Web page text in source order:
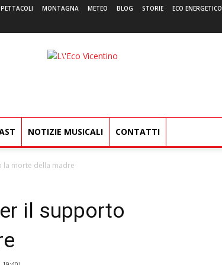
MONTAGNA METEO BLOG STORIE ECO ENERGETICO
L'Eco
NOTIZIE MUSICALI CONTATTI
la morte della madre
il supporto